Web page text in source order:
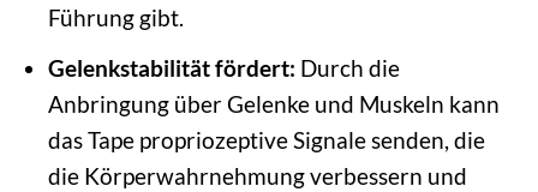
Führung gibt.
Gelenkstabilität fördert: Durch die
Anbringung über Gelenke und Muskeln kann
das Tape propriozeptive Signale senden, die
die Körperwahrnehmung verbessern und